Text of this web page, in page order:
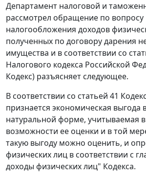
Департамент налоговой и
рассмотрел обращение по вопросу
налогообложения доходов
полученных по договору дарения
имущества и в соответствии со
Налогового кодекса Российской
Кодекс) разъясняет следующее.
В соответствии со статьей 41
признается экономическая выгода
натуральной форме, учитываемая
возможности ее оценки и в той
такую выгоду можно оценить, и
физических лиц в соответствии с
доходы физических лиц" Кодекса.